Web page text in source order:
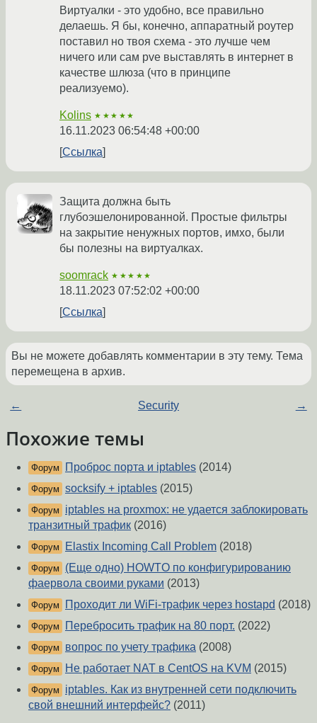
Виртуалки - это удобно, все правильно
делаешь. Я бы, конечно, аппаратный роутер
поставил но твоя схема - это лучше чем
ничего или сам pve выставлять в интернет в
качестве шлюза (что в принципе
реализуемо).
Kolins ★★★★★
16.11.2023 06:54:48 +00:00
Ссылка
Защита должна быть
глубоэшелонированной. Простые фильтры
на закрытие ненужных портов, имхо, были
бы полезны на виртуалках.
soomrack ★★★★★
18.11.2023 07:52:02 +00:00
Ссылка
Вы не можете добавлять комментарии в эту тему. Тема
перемещена в архив.
← Security →
Похожие темы
Форум Проброс порта и iptables (2014)
Форум socksify + iptables (2015)
Форум
iptables на proxmox: не удается заблокировать
транзитный трафик (2016)
Форум Elastix Incoming Call Problem (2018)
Форум
(Еще одно) HOWTO по конфигурированию
фаервола своими руками (2013)
Форум Проходит ли WiFi-трафик через hostapd (2018)
Форум Перебросить трафик на 80 порт. (2022)
Форум вопрос по учету трафика (2008)
Форум Не работает NAT в CentOS на KVM (2015)
Форум
iptables. Как из внутренней сети подключить
свой внешний интерфейс? (2011)